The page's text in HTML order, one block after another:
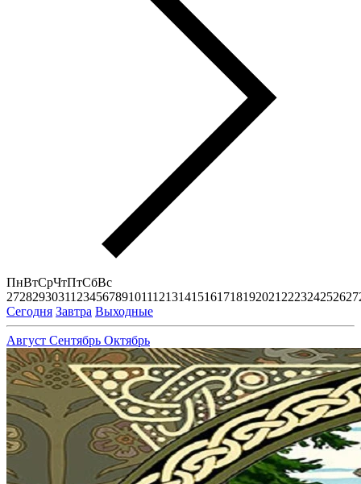
ПнВтСрЧтПтСбВс
27282930311 23456789101112131415161718192021 222324252627
Сегодня Завтра Выходные
Август Сентябрь Октябрь